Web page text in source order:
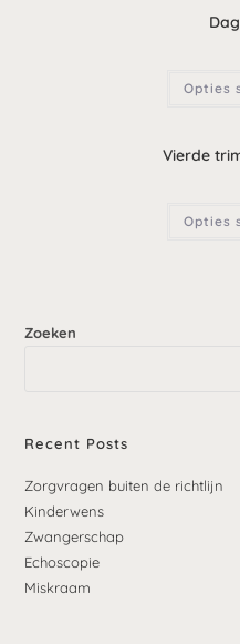
Opties
Vierde
Opties
Zoeken
Recent Posts
Zorgvragen buiten de richtlijn
Kinderwens
Zwangerschap
Echoscopie
Miskraam